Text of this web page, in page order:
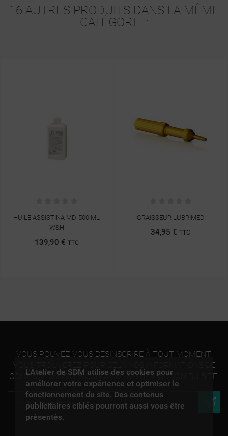
L'Atelier de SDM utilise des cookies pour
améliorer votre expérience et optimiser le
fonctionnement du site. Des contenus
publicitaires ciblés pourront aussi vous être
présentés.
16 AUTRES PRODUITS DANS LA MÊME
CATÉGORIE :
HUILE ASSISTINA MD-500 ML
W&H
139,90 € TTC
GRAISSEUR LUBRIMED
34,95 €TTC
VOUS POUVEZ VOUS DÉSINSCRIRE À TOUT MOMENT.
VOUS TROUVEREZ POUR CELA NOS INFORMATIONS DE
CONTACT DANS LES CONDITIONS D'UTILISATION DU SITE.